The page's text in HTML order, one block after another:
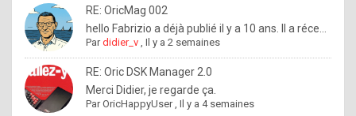
o
l
e
x
RE: OricMag 002
hello Fabrizio a déjà publié il y a 10 ans. Il a réce...
Pardidier_v ,Il y a 2 semaines
RE: Oric DSK Manager 2.0
Merci Didier, je regarde ça.
ParOricHappyUser,Il y a 4 semaines